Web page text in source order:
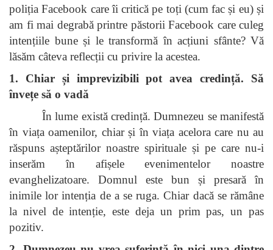
poliția Facebook care îi critică pe toți (cum fac și eu) și
am fi mai degrabă printre păstorii Facebook care culeg
intențiile bune și le transformă în acțiuni sfânte? Vă
lăsăm câteva reflecții cu privire la acestea.
1. Chiar și imprevizibili pot avea credință. Să
învețe să o vadă
În lume există credință. Dumnezeu se manifestă
în viața oamenilor, chiar și în viața acelora care nu au
răspuns așteptărilor noastre spirituale și pe care nu-i
inserăm în afișele evenimentelor noastre
evanghelizatoare. Domnul este bun și presară în
inimile lor intenția de a se ruga. Chiar dacă se rămâne
la nivel de intenție, este deja un prim pas, un pas
pozitiv.